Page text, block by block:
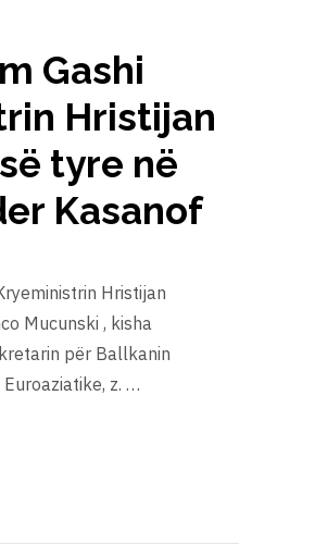
Gashi
Hristijan
tyre në
Kasanof
Hristijan
Mucunski , kisha
për Ballkanin
z. …